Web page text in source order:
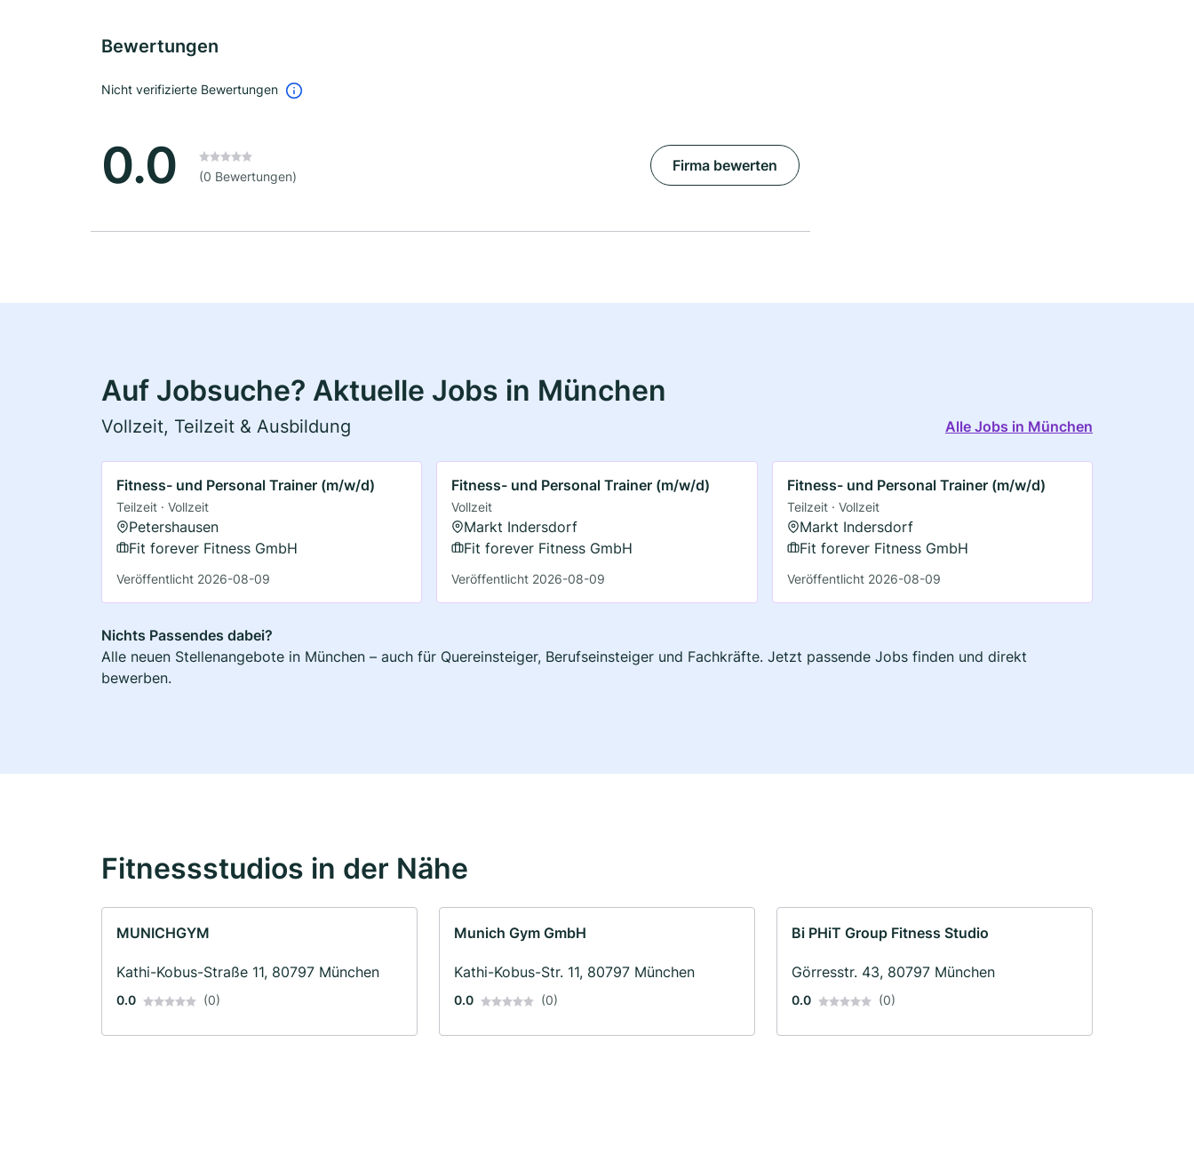
Bewertungen
Nicht verifizierte Bewertungen
0.0 (0 Bewertungen)
Firma bewerten
Auf Jobsuche? Aktuelle Jobs in München
Vollzeit, Teilzeit & Ausbildung Alle Jobs in München
Fitness- und Personal Trainer (m/w/d)
Teilzeit · Vollzeit
Petershausen
Fit forever Fitness GmbH
Veröffentlicht 2026-08-09
Fitness- und Personal Trainer (m/w/d)
Vollzeit
Markt Indersdorf
Fit forever Fitness GmbH
Veröffentlicht 2026-08-09
Fitness- und Personal Trainer (m/w/d)
Teilzeit · Vollzeit
Markt Indersdorf
Fit forever Fitness GmbH
Veröffentlicht 2026-08-09
Nichts Passendes dabei?
Alle neuen Stellenangebote in München – auch für Quereinsteiger, Berufseinsteiger und Fachkräfte. Jetzt passende Jobs finden und direkt
bewerben.
Fitnessstudios in der Nähe
MUNICHGYM
Kathi-Kobus-Straße 11, 80797 München
0.0 (0)
Munich Gym GmbH
Kathi-Kobus-Str. 11, 80797 München
0.0 (0)
Bi PHiT Group Fitness Studio
Görresstr. 43, 80797 München
0.0 (0)